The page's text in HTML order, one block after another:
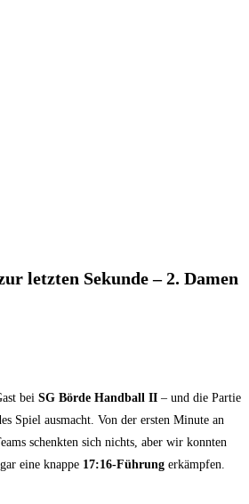
letzten Sekunde – 2. Damen
bei SG Börde Handball II – und die Partie
Spiel ausmacht. Von der ersten Minute an
schenkten sich nichts, aber wir konnten
eine knappe 17:16-Führung erkämpfen.